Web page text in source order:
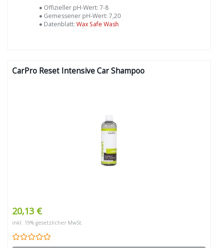
● Offizieller pH-Wert: 7-8
● Gemessener pH-Wert: 7,20
● Datenblatt: Wax Safe Wash
CarPro Reset Intensive Car Shampoo
20,13 €
inkl. 19% gesetzlicher MwSt.